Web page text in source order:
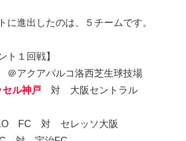
に進出したのは、５チームです。
ト１回戦】
＠アクアパルコ洛西芝生球技場
セル神戸 対 大阪セントラル
FC 対 セレッソ大阪